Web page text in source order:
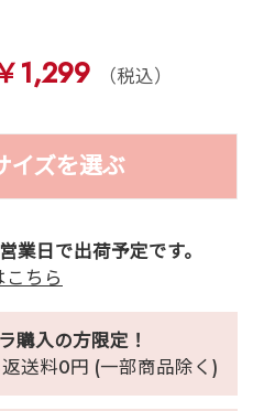
1,299
（税込）
イズを選ぶ
業日で出荷予定です。
ちら
購入の方限定！
送料0円 (一部商品除く)